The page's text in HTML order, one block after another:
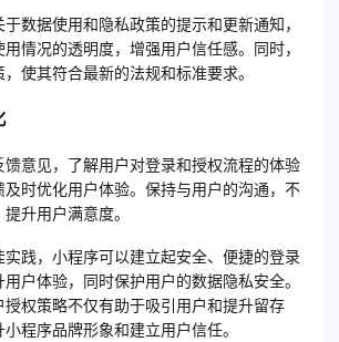
数据使用和隐私政策的提示和更新通知，
情况的透明度，增强用户信任感。同时，
使其符合最新的法规和标准要求。
馈意见，了解用户对登录和授权流程的体验
及时优化用户体验。保持与用户的沟通，不
升用户满意度。
实践，小程序可以建立起安全、便捷的登录
户体验，同时保护用户的数据隐私安全。
授权策略不仅有助于吸引用户和提升留存
程序品牌形象和建立用户信任。